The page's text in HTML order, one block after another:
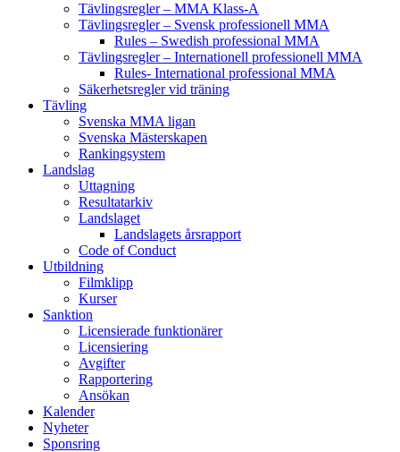
Tävlingsregler – MMA Klass-A
Tävlingsregler – Svensk professionell MMA
Rules – Swedish professional MMA
Tävlingsregler – Internationell professionell MMA
Rules- International professional MMA
Säkerhetsregler vid träning
Tävling
Svenska MMA ligan
Svenska Mästerskapen
Rankingsystem
Landslag
Uttagning
Resultatarkiv
Landslaget
Landslagets årsrapport
Code of Conduct
Utbildning
Filmklipp
Kurser
Sanktion
Licensierade funktionärer
Licensiering
Avgifter
Rapportering
Ansökan
Kalender
Nyheter
Sponsring